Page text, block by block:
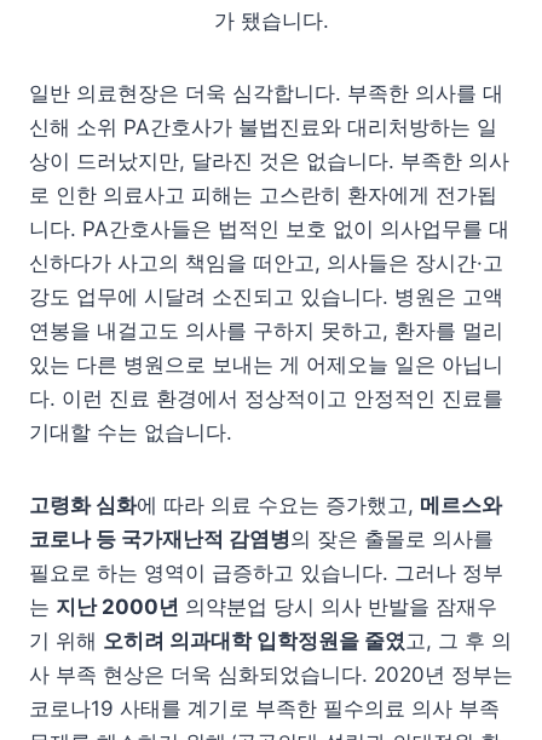
가 됐습니다.
일반 의료현장은 더욱 심각합니다. 부족한 의사를 대
신해 소위 PA간호사가 불법진료와 대리처방하는 일
상이 드러났지만, 달라진 것은 없습니다. 부족한 의사
로 인한 의료사고 피해는 고스란히 환자에게 전가됩
니다. PA간호사들은 법적인 보호 없이 의사업무를 대
신하다가 사고의 책임을 떠안고, 의사들은 장시간·고
강도 업무에 시달려 소진되고 있습니다. 병원은 고액
연봉을 내걸고도 의사를 구하지 못하고, 환자를 멀리
있는 다른 병원으로 보내는 게 어제오늘 일은 아닙니
다. 이런 진료 환경에서 정상적이고 안정적인 진료를
기대할 수는 없습니다.
고령화 심화에 따라 의료 수요는 증가했고, 메르스와
코로나 등 국가재난적 감염병의 잦은 출몰로 의사를
필요로 하는 영역이 급증하고 있습니다. 그러나 정부
는 지난 2000년 의약분업 당시 의사 반발을 잠재우
기 위해 오히려 의과대학 입학정원을 줄였 고, 그 후 의
사 부족 현상은 더욱 심화되었습니다. 2020년 정부는
코로나19 사태를 계기로 부족한 필수의료 의사 부족